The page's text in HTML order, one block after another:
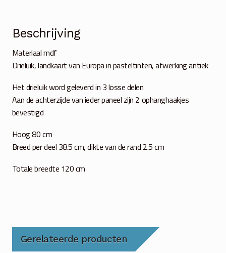
Beschrijving
Materiaal mdf
Drieluik, landkaart van Europa in pasteltinten, afwerking antiek
Het drieluik word geleverd in 3 losse delen
Aan de achterzijde van ieder paneel zijn 2 ophanghaakjes
bevestigd
Hoog 80 cm
Breed per deel 38.5 cm, dikte van de rand 2.5 cm
Totale breedte 120 cm
Gerelateerde producten